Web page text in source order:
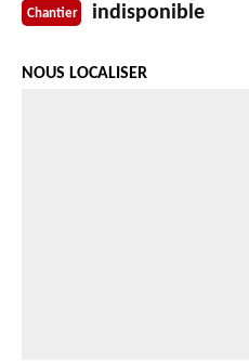
Chantier indisponible
NOUS LOCALISER